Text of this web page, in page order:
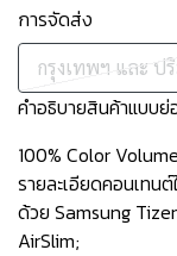
การจัดส่ง
กรุงเทพฯ และ ป
คำอธิบายสินค้าแบบย่
100% Color
รายละเอียดคอนเทน
ด้วย Samsung
AirSlim;